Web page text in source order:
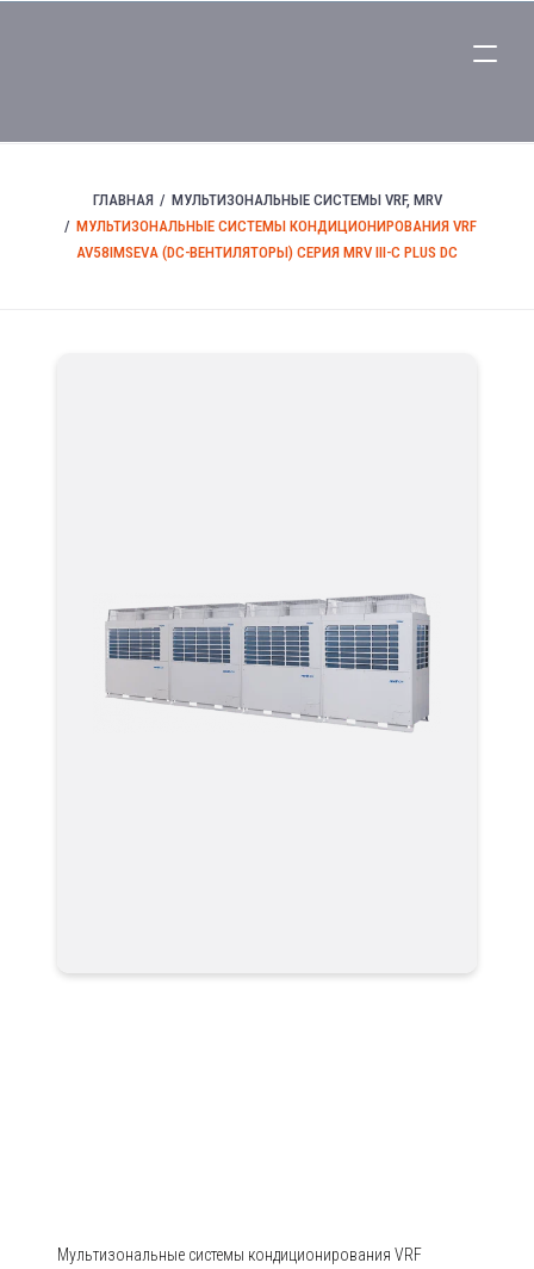
ГЛАВНАЯ
МУЛЬТИЗОНАЛЬНЫЕ СИСТЕМЫ VRF, MRV
МУЛЬТИЗОНАЛЬНЫЕ СИСТЕМЫ КОНДИЦИОНИРОВАНИЯ VRF
AV58IMSEVA (DC-ВЕНТИЛЯТОРЫ) СЕРИЯ MRV III-C PLUS DC
Мультизональные системы кондиционирования VRF